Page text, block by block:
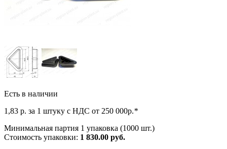
Есть в наличии
1,83 р. за 1 штуку c НДС от 250 000р.*
Минимальная партия 1 упаковка (1000 шт.)
Стоимость упаковки: 1 830.00 руб.